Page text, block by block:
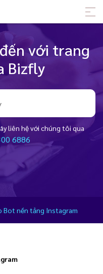
với trang
Bizfly
liên hệ với chúng tôi qua
6886
Bot nền tảng Instagram